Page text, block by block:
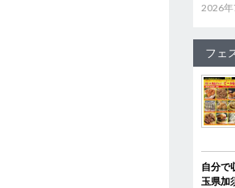
2026年
フェ
自分で
玉県加